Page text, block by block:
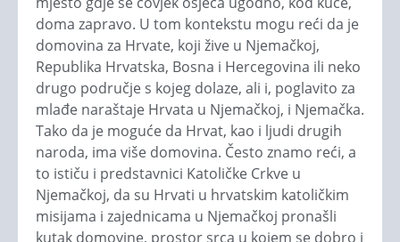
doma zapravo. U tom kontekstu mogu reći da je
domovina za Hrvate, koji žive u Njemačkoj,
Republika Hrvatska, Bosna i Hercegovina ili neko
drugo područje s kojeg dolaze, ali i, poglavito za
mlađe naraštaje Hrvata u Njemačkoj, i Njemačka.
Tako da je moguće da Hrvat, kao i ljudi drugih
naroda, ima više domovina. Često znamo reći, a
to ističu i predstavnici Katoličke Crkve u
Njemačkoj, da su Hrvati u hrvatskim katoličkim
misijama i zajednicama u Njemačkoj pronašli
kutak domovine, prostor srca u kojem se dobro i